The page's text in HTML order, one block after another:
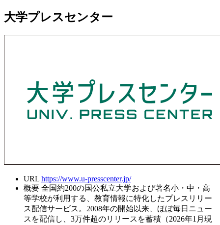
大学プレスセンター
URL https://www.u-presscenter.jp/
概要 全国約200の国公私立大学および著名小・中・高
等学校が利用する、教育情報に特化したプレスリリー
ス配信サービス。2008年の開始以来、ほぼ毎日ニュー
スを配信し、3万件超のリリースを蓄積（2026年1月現